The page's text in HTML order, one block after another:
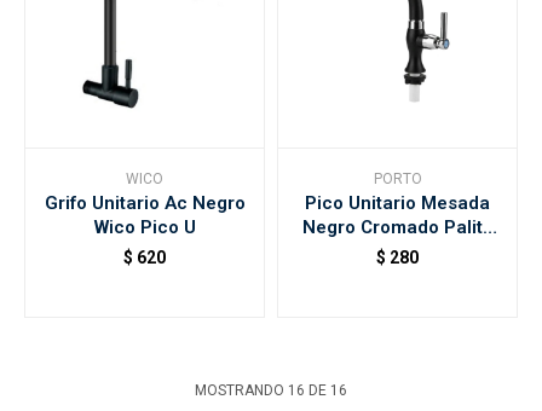
WICO
Grifo Unitario Ac Negro
Wico Pico U
$ 620
PORTO
Pico Unitario Mesada
Negro Cromado Palito
Porto
$ 280
MOSTRANDO 16 DE 16